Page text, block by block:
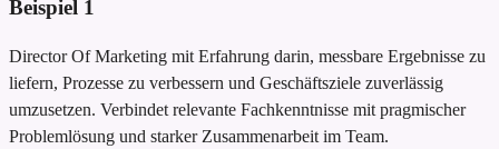
Beispiel 1
Director Of Marketing mit Erfahrung darin, messbare Ergebnisse zu
liefern, Prozesse zu verbessern und Geschäftsziele zuverlässig
umzusetzen. Verbindet relevante Fachkenntnisse mit pragmischer
Problemlösung und starker Zusammenarbeit im Team.